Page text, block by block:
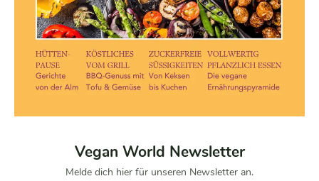
Vegan World Newsletter
Melde dich hier für unseren Newsletter an.